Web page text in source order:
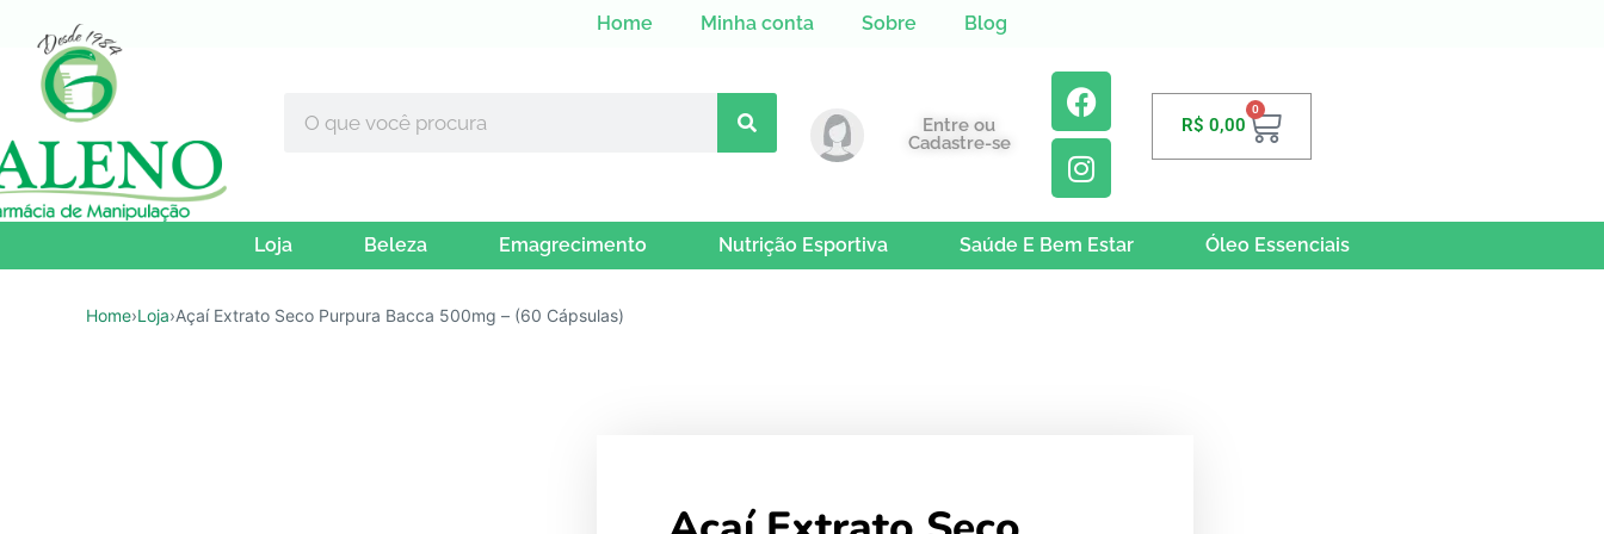
Home Minha conta Sobre Blog
Entre ou
Cadastre-se
R$ 0,00
0
Loja Beleza Emagrecimento Nutrição Esportiva Saúde E Bem Estar Óleo Essenciais
Home›Loja›Açaí Extrato Seco Purpura Bacca 500mg – (60 Cápsulas)